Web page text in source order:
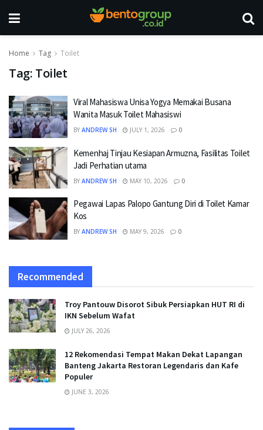
Home Tag Toilet
Tag: Toilet
Viral Mahasiswa Unisa Yogya Memakai Busana
Wanita Masuk Toilet Mahasiswi
BY ANDREW SH JULY 1, 2026 0
Kemenhaj Tinjau Kesiapan Armuzna, Fasilitas Toilet
Jadi Perhatian utama
BY ANDREW SH MAY 10, 2026 0
Pegawai Lapas Palopo Gantung Diri di Toilet Kamar
Kos
BY ANDREW SH MAY 9, 2026 0
Recommended
Troy Pantouw Disorot Sibuk Persiapkan HUT RI di
IKN Sebelum Wafat
JULY 26, 2026
12 Rekomendasi Tempat Makan Dekat Lapangan
Banteng Jakarta Restoran Legendaris dan Kafe
Populer
JUNE 3, 2026